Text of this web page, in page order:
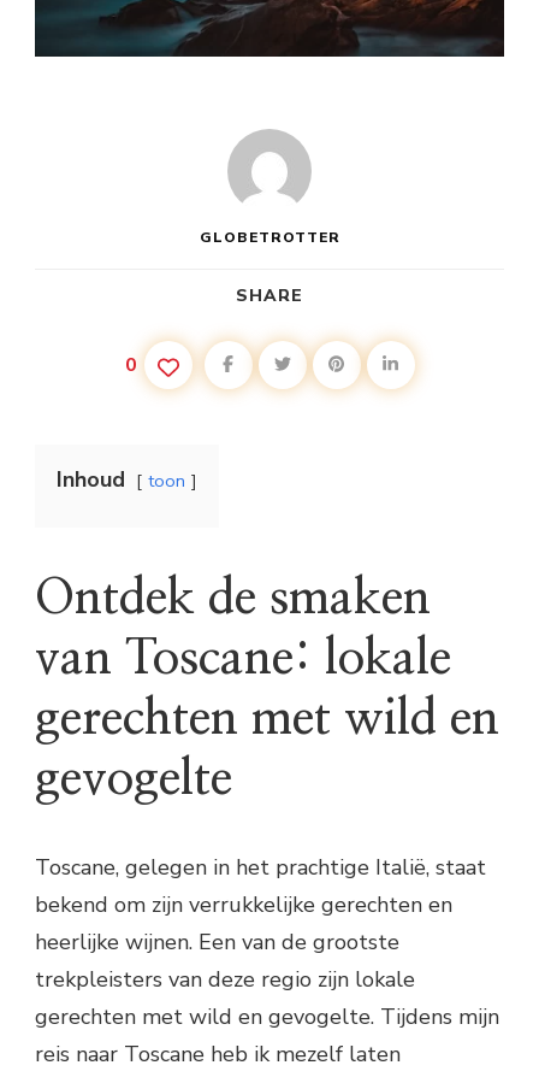
GLOBETROTTER
SHARE
0
Inhoud toon
Ontdek de smaken
van Toscane: lokale
gerechten met wild en
gevogelte
Toscane, gelegen in het prachtige Italië, staat
bekend om zijn verrukkelijke gerechten en
heerlijke wijnen. Een van de grootste
trekpleisters van deze regio zijn lokale
gerechten met wild en gevogelte. Tijdens mijn
reis naar Toscane heb ik mezelf laten